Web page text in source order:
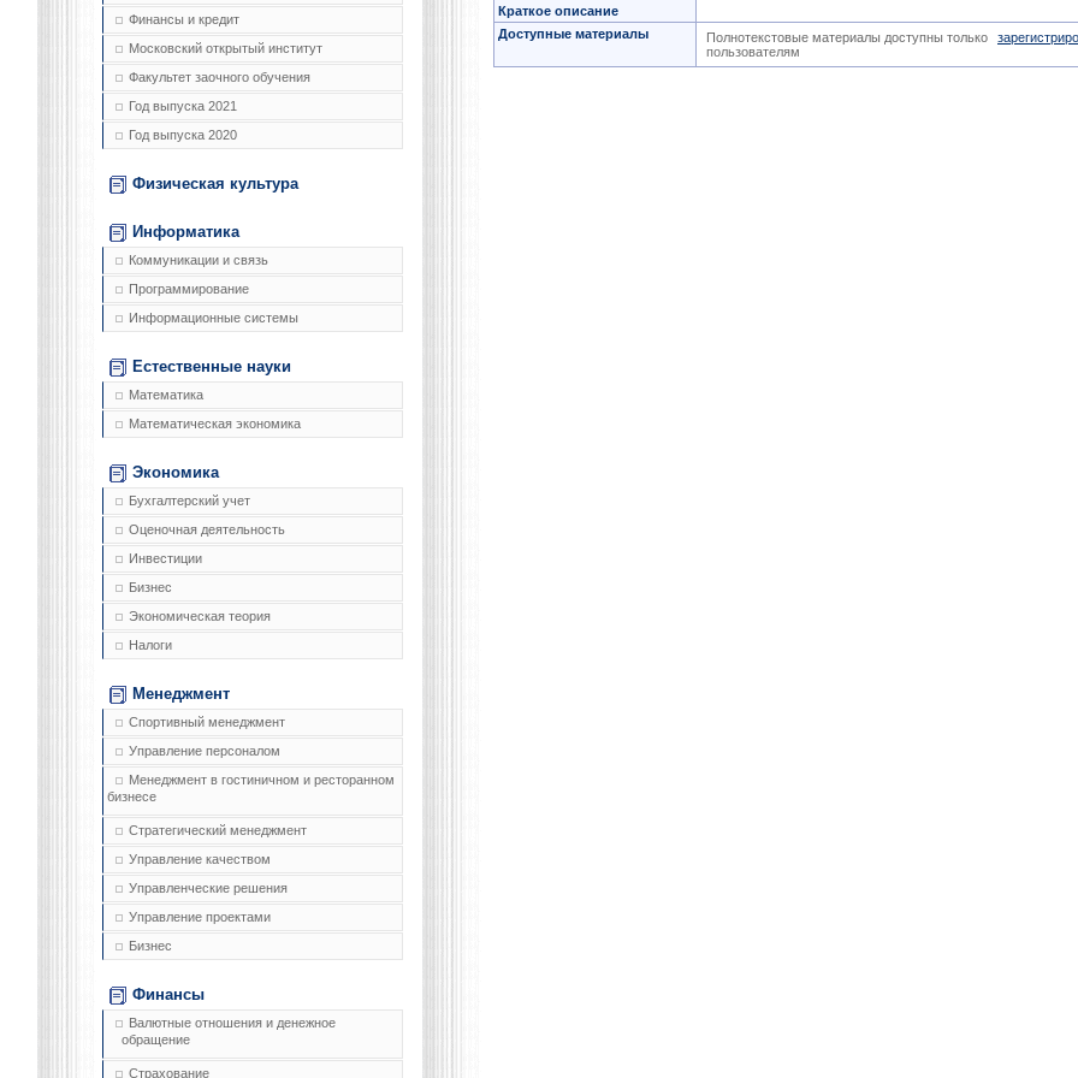
Финансы и кредит
Московский открытый институт
Факультет заочного обучения
Год выпуска 2021
Год выпуска 2020
Физическая культура
Информатика
Коммуникации и связь
Программирование
Информационные системы
Естественные науки
Математика
Математическая экономика
Экономика
Бухгалтерский учет
Оценочная деятельность
Инвестиции
Бизнес
Экономическая теория
Налоги
Менеджмент
Спортивный менеджмент
Управление персоналом
Менеджмент в гостиничном и ресторанном
бизнесе
Стратегический менеджмент
Управление качеством
Управленческие решения
Управление проектами
Бизнес
Финансы
Валютные отношения и денежное
обращение
Страхование
Краткое описание
Доступные материалы
Полнотекстовые материалы доступны только
пользователям